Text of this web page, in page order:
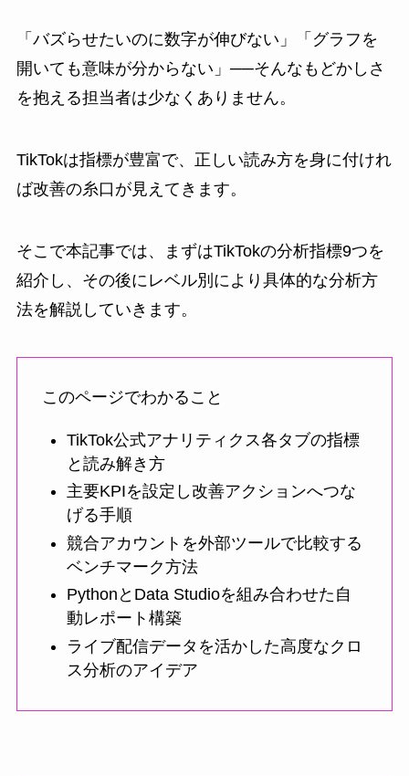
「バズらせたいのに数字が伸びない」「グラフを
開いても意味が分からない」──そんなもどかしさ
を抱える担当者は少なくありません。
TikTokは指標が豊富で、正しい読み方を身に付けれ
ば改善の糸口が見えてきます。
そこで本記事では、まずはTikTokの分析指標9つを
紹介し、その後にレベル別により具体的な分析方
法を解説していきます。
このページでわかること
TikTok公式アナリティクス各タブの指標
と読み解き方
主要KPIを設定し改善アクションへつな
げる手順
競合アカウントを外部ツールで比較する
ベンチマーク方法
PythonとData Studioを組み合わせた自
動レポート構築
ライブ配信データを活かした高度なクロ
ス分析のアイデア